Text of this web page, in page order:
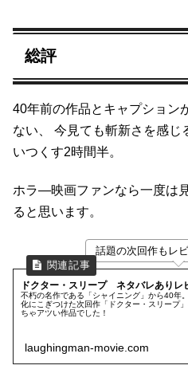
総評
40年前の作品とキャプション
ない、 今見ても斬新さを感じ
いつくす2時間半。
ホラ―映画ファンなら一度は
ると思います。
話題の次回作もレ
ドクター・スリープ ネタバレありレ
不朽の名作である「シャイニング」から40年
化にこぎつけた次回作「ドクター・スリープ
ちゃアツい作品でした！
laughingman-movie.com